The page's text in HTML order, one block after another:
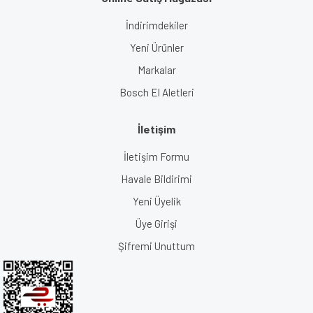
İndirimdekiler
Yeni Ürünler
Markalar
Bosch El Aletleri
İletişim
İletişim Formu
Havale Bildirimi
Yeni Üyelik
Üye Girişi
Şifremi Unuttum